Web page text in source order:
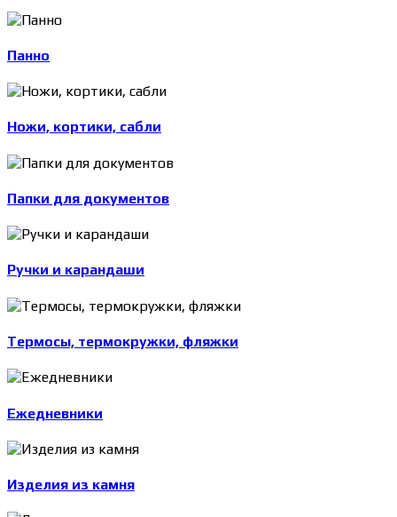
Панно
Ножи, кортики, сабли
Папки для документов
Ручки и карандаши
Термосы, термокружки, фляжки
Ежедневники
Изделия из камня